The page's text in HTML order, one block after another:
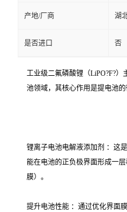
产地/厂商 湖
是否进口 否
工业级二氟磷酸锂（LiPO?F?
池领域，其核心作用是提电池
锂离子电池电解液添加剂 ：这
能在电池的正负极界面形成一
膜）。
提升电池性能 ：通过优化界面